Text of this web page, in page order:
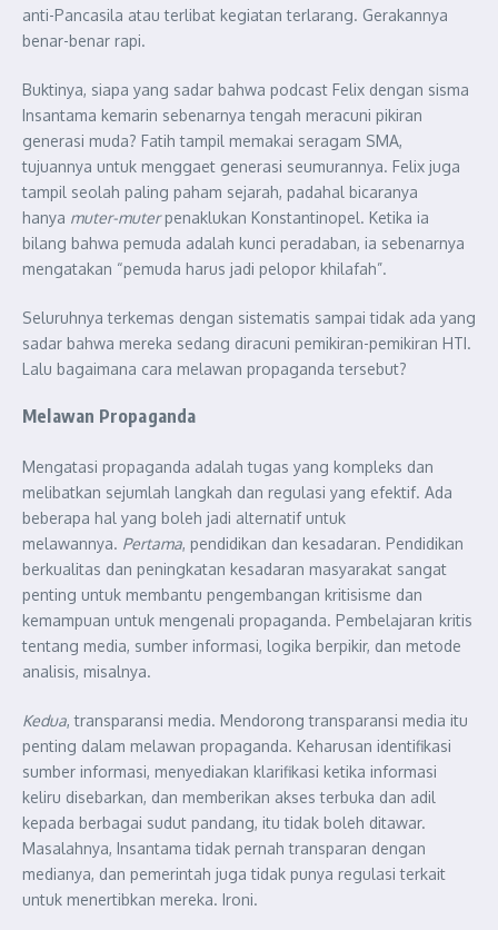
anti-Pancasila atau terlibat kegiatan terlarang. Gerakannya
benar-benar rapi.
Buktinya, siapa yang sadar bahwa podcast Felix dengan sisma
Insantama kemarin sebenarnya tengah meracuni pikiran
generasi muda? Fatih tampil memakai seragam SMA,
tujuannya untuk menggaet generasi seumurannya. Felix juga
tampil seolah paling paham sejarah, padahal bicaranya
hanya muter-muterpenaklukan Konstantinopel. Ketika ia
bilang bahwa pemuda adalah kunci peradaban, ia sebenarnya
mengatakan “pemuda harus jadi pelopor khilafah”.
Seluruhnya terkemas dengan sistematis sampai tidak ada yang
sadar bahwa mereka sedang diracuni pemikiran-pemikiran HTI.
Lalu bagaimana cara melawan propaganda tersebut?
Melawan Propaganda
Mengatasi propaganda adalah tugas yang kompleks dan
melibatkan sejumlah langkah dan regulasi yang efektif. Ada
beberapa hal yang boleh jadi alternatif untuk
melawannya. Pertama, pendidikan dan kesadaran. Pendidikan
berkualitas dan peningkatan kesadaran masyarakat sangat
penting untuk membantu pengembangan kritisisme dan
kemampuan untuk mengenali propaganda. Pembelajaran kritis
tentang media, sumber informasi, logika berpikir, dan metode
analisis, misalnya.
Kedua, transparansi media. Mendorong transparansi media itu
penting dalam melawan propaganda. Keharusan identifikasi
sumber informasi, menyediakan klarifikasi ketika informasi
keliru disebarkan, dan memberikan akses terbuka dan adil
kepada berbagai sudut pandang, itu tidak boleh ditawar.
Masalahnya, Insantama tidak pernah transparan dengan
medianya, dan pemerintah juga tidak punya regulasi terkait
untuk menertibkan mereka. Ironi.